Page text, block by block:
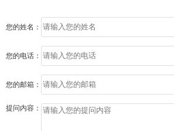
您的姓名：
您的电话：
您的邮箱：
提问内容：